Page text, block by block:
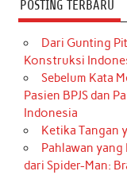
POSTING TERBARU
Dari Gunting
Konstruksi
Sebelum Kata
Pasien BPJS dan
Indonesia
Ketika Tangan
Pahlawan
dari Spider-Man: